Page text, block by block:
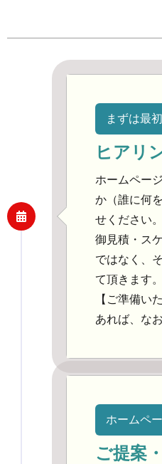
まずは最
ヒアリ
ホームペー
か（誰に何
せください。
御見積・ス
ではなく、
て頂きます。
【ご準備い
あれば、な
ホームペ
ご提案